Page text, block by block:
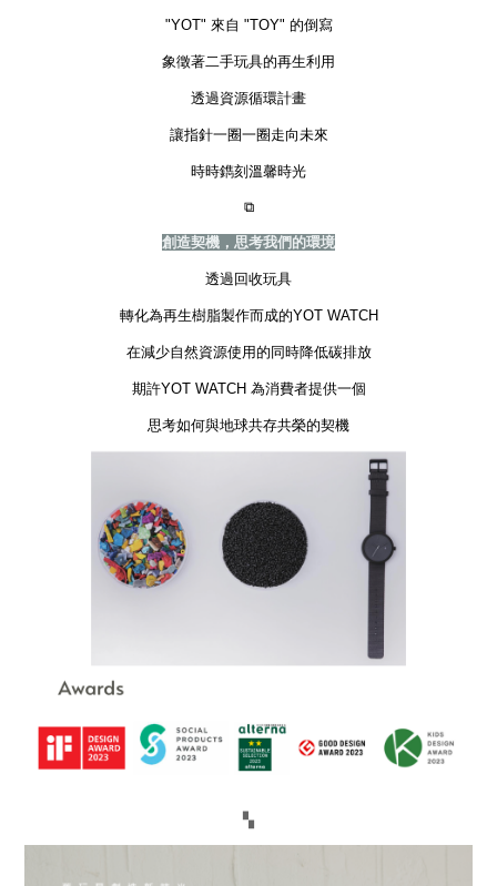
"YOT" 來自 "TOY" 的倒寫
象徵著二手玩具的再生利用
透過資源循環計畫
讓指針一圈一圈走向未來
時時鐫刻溫馨時光
⧉
創造契機，思考我們的環境
透過回收玩具
轉化為再生樹脂製作而成的YOT WATCH
在減少自然資源使用的同時降低碳排放
期許YOT WATCH 為消費者提供一個
思考如何與地球共存共榮的契機
▚